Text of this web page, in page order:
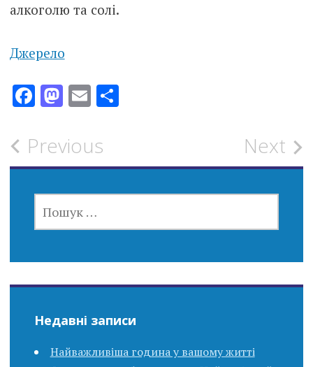
алкоголю та солі.
Джерело
Facebook
Mastodon
EmailПоділитися
Post
navigation
Previous Next
Недавні записи
Найважливіша година у вашому житті